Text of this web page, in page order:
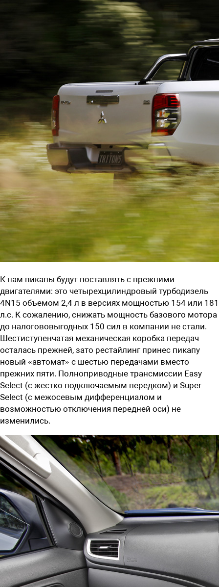
К нам пикапы будут поставлять с прежними
двигателями: это четырехцилиндровый турбодизель
4N15 объемом 2,4 л в версиях мощностью 154 или 181
л.с. К сожалению, снижать мощность базового мотора
до налогововыгодных 150 сил в компании не стали.
Шестиступенчатая механическая коробка передач
осталась прежней, зато рестайлинг принес пикапу
новый «автомат» с шестью передачами вместо
прежних пяти. Полноприводные трансмиссии Easy
Select (с жестко подключаемым передком) и Super
Select (с межосевым дифференциалом и
возможностью отключения передней оси) не
изменились.